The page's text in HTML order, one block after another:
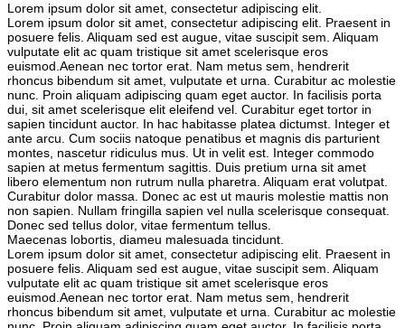
Lorem ipsum dolor sit amet, consectetur adipiscing elit.
Lorem ipsum dolor sit amet, consectetur adipiscing elit. Praesent in
posuere felis. Aliquam sed est augue, vitae suscipit sem. Aliquam
vulputate elit ac quam tristique sit amet scelerisque eros
euismod.Aenean nec tortor erat. Nam metus sem, hendrerit
rhoncus bibendum sit amet, vulputate et urna. Curabitur ac molestie
nunc. Proin aliquam adipiscing quam eget auctor. In facilisis porta
dui, sit amet scelerisque elit eleifend vel. Curabitur eget tortor in
sapien tincidunt auctor. In hac habitasse platea dictumst. Integer et
ante arcu. Cum sociis natoque penatibus et magnis dis parturient
montes, nascetur ridiculus mus. Ut in velit est. Integer commodo
sapien at metus fermentum sagittis. Duis pretium urna sit amet
libero elementum non rutrum nulla pharetra. Aliquam erat volutpat.
Curabitur dolor massa. Donec ac est ut mauris molestie mattis non
non sapien. Nullam fringilla sapien vel nulla scelerisque consequat.
Donec sed tellus dolor, vitae fermentum tellus.
Maecenas lobortis, diameu malesuada tincidunt.
Lorem ipsum dolor sit amet, consectetur adipiscing elit. Praesent in
posuere felis. Aliquam sed est augue, vitae suscipit sem. Aliquam
vulputate elit ac quam tristique sit amet scelerisque eros
euismod.Aenean nec tortor erat. Nam metus sem, hendrerit
rhoncus bibendum sit amet, vulputate et urna. Curabitur ac molestie